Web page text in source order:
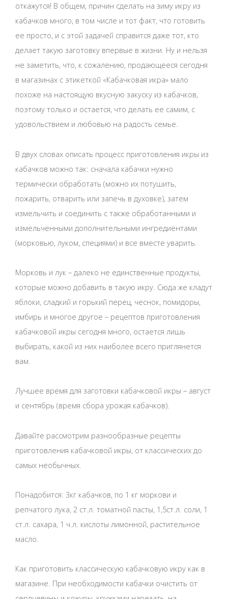
откажутся! В общем, причин сделать на зиму икру из
кабачков много, в том числе и тот факт, что готовить
ее просто, и с этой задачей справится даже тот, кто
делает такую заготовку впервые в жизни. Ну и нельзя
не заметить, что, к сожалению, продающееся сегодня
в магазинах с этикеткой «Кабачковая икра» мало
похоже на настоящую вкусную закуску из кабачков,
поэтому только и остается, что делать ее самим, с
удовольствием и любовью на радость семье.
В двух словах описать процесс приготовления икры из
кабачков можно так: сначала кабачки нужно
термически обработать (можно их потушить,
пожарить, отварить или запечь в духовке), затем
измельчить и соединить с также обработанными и
измельченными дополнительными ингредиентами
(морковью, луком, специями) и все вместе уварить.
Морковь и лук – далеко не единственные продукты,
которые можно добавить в такую икру. Сюда же кладут
яблоки, сладкий и горький перец, чеснок, помидоры,
имбирь и многое другое – рецептов приготовления
кабачковой икры сегодня много, остается лишь
выбирать, какой из них наиболее всего приглянется
вам.
Лучшее время для заготовки кабачковой икры – август
и сентябрь (время сбора урожая кабачков).
Давайте рассмотрим разнообразные рецепты
приготовления кабачковой икры, от классических до
самых необычных.
Понадобится: 3кг кабачков, по 1 кг моркови и
репчатого лука, 2 ст.л. томатной пасты, 1,5ст.л. соли, 1
ст.л. сахара, 1 ч.л. кислоты лимонной, растительное
масло.
Как приготовить классическую кабачковую икру как в
магазине. При необходимости кабачки очистить от